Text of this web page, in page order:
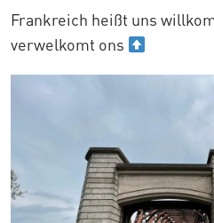
Frankreich heißt uns
verwelkomt ons